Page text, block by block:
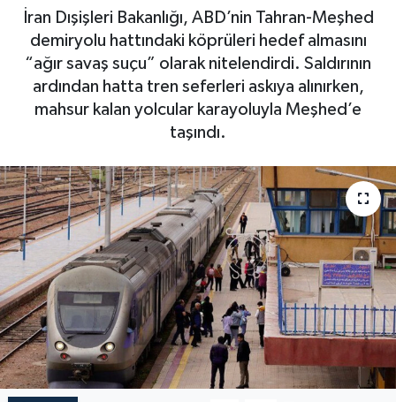
İran Dışişleri Bakanlığı, ABD’nin Tahran-Meşhed
demiryolu hattındaki köprüleri hedef almasını
“ağır savaş suçu” olarak nitelendirdi. Saldırının
ardından hatta tren seferleri askıya alınırken,
mahsur kalan yolcular karayoluyla Meşhed’e
taşındı.